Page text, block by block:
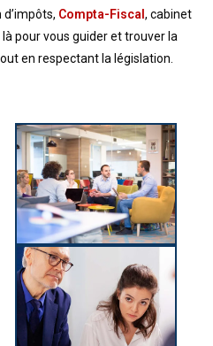
Compta-Fiscal , cabinet
là pour vous guider et trouver la
en respectant la législation.